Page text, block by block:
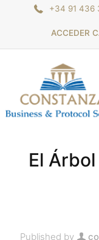
+34 91 436
ACCEDER
El
Published by